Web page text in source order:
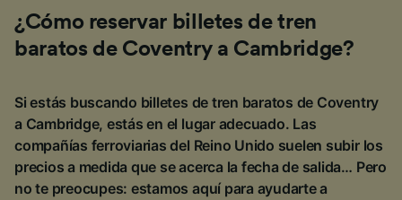
¿Cómo reservar billetes de tren
baratos de Coventry a Cambridge?
Si estás buscando billetes de tren baratos de Coventry
a Cambridge, estás en el lugar adecuado. Las
compañías ferroviarias del Reino Unido suelen subir los
precios a medida que se acerca la fecha de salida… Pero
no te preocupes: estamos aquí para ayudarte a